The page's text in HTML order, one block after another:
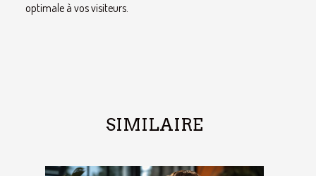
optimale à vos visiteurs.
SIMILAIRE